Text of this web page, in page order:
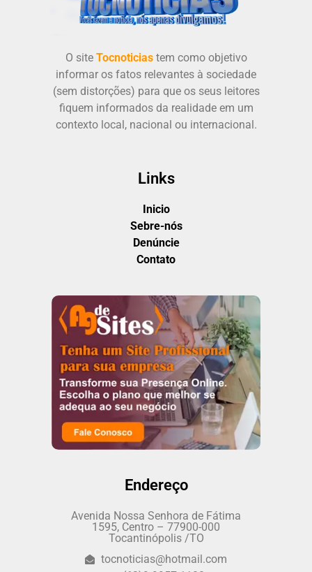
O site Tocnoticiastem como objetivo
informar os fatos relevantes à sociedade
(sem distorções) para que os seus leitores
fiquem informados da realidade em um
contexto local, nacional ou internacional.
Links
Inicio
Sebre-nós
Denúncie
Contato
Endereço
Avenida Nossa Senhora de Fátima
1595, Centro – 77900-000
Tocantinópolis /TO
tocnoticias@hotmail.com